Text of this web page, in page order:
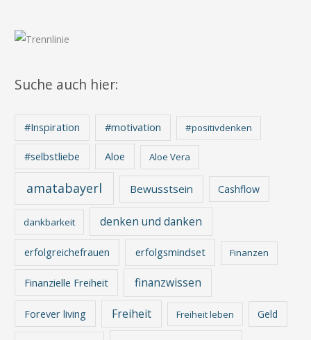
Suche auch hier:
#Inspiration #motivation #positivdenken
#selbstliebe Aloe Aloe Vera
amatabayerl Bewusstsein Cashflow
dankbarkeit denken und danken
erfolgreichefrauen erfolgsmindset Finanzen
Finanzielle Freiheit finanzwissen
Forever living Freiheit Freiheit leben Geld